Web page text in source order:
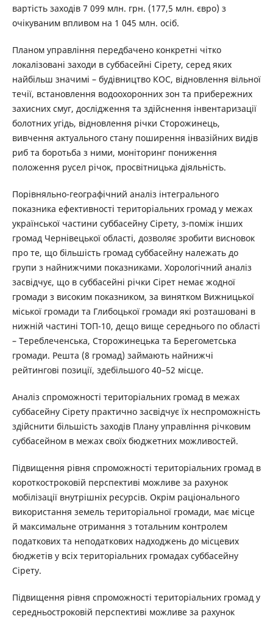
вартість заходів 7 099 млн. грн. (177,5 млн. євро) з
очікуваним впливом на 1 045 млн. осіб.
Планом управління передбачено конкретні чітко
локалізовані заходи в суббасейні Сірету, серед яких
найбільш значимі – будівництво КОС, відновлення вільної
течії, встановлення водоохоронних зон та прибережних
захисних смуг, дослідження та здійснення інвентаризації
болотних угідь, відновлення річки Сторожинець,
вивчення актуального стану поширення інвазійних видів
риб та боротьба з ними, моніторинг пониження
положення русел річок, просвітницька діяльність.
Порівняльно-географічний аналіз інтегрального
показника ефективності територіальних громад у межах
української частини суббасейну Сірету, з-поміж інших
громад Чернівецької області, дозволяє зробити висновок
про те, що більшість громад суббасейну належать до
групи з найнижчими показниками. Хорологічний аналіз
засвідчує, що в суббасейні річки Сірет немає жодної
громади з високим показником, за винятком Вижницької
міської громади та Глибоцької громади які розташовані в
нижній частині ТОП-10, дещо вище середнього по області
– Тереблеченська, Сторожинецька та Берегометська
громади. Решта (8 громад) займають найнижчі
рейтингові позиції, здебільшого 40–52 місце.
Аналіз спроможності територіальних громад в межах
суббасейну Сірету практично засвідчує їх неспроможність
здійснити більшість заходів Плану управління річковим
суббасейном в межах своїх бюджетних можливостей.
Підвищення рівня спроможності територіальних громад в
короткостроковій перспективі можливе за рахунок
мобілізації внутрішніх ресурсів. Окрім раціонального
використання земель територіальної громади, має місце
й максимальне отримання з тотальним контролем
податкових та неподаткових надходжень до місцевих
бюджетів у всіх територіальних громадах суббасейну
Сірету.
Підвищення рівня спроможності територіальних громад у
середньостроковій перспективі можливе за рахунок